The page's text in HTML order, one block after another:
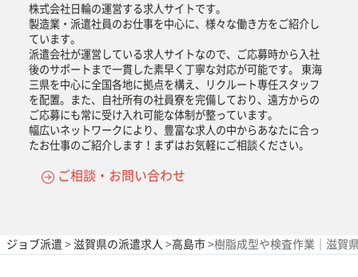
株式会社日輪の運営する求人サイトです。
製造業・派遣社員のお仕事を中心に、様々な働き方をご紹介し
ています。
派遣会社が運営している求人サイトなので、ご応募時から入社
後のサポートまで一貫した素早く丁寧な対応が可能です。 東海
三県を中心に全国各地に拠点を構え、リクルート専任スタッフ
を配置。また、自社所有の社員寮を完備しており、遠方からの
ご応募にも常に受け入れ可能な体制が整っています。
幅広いネットワークにより、豊富な求人の中からあなたに合っ
たお仕事のご紹介します！まずはお気軽にご相談ください。
ご相談・お問い合わせ
ジョブ派遣>滋賀県の派遣求人 >高島市>樹脂成型や検査作業｜滋賀